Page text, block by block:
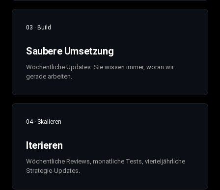
03 · Build
Saubere Umsetzung
Wöchentliche Updates. Sie wissen immer, woran wir
gerade arbeiten.
04 · Skalieren
Iterieren
Wöchentliche Reviews, monatliche Tests, vierteljährliche
Strategie-Updates.